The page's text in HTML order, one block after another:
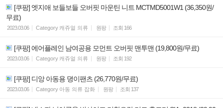
[쿠팡] 엣지애 보들보들 오버핏 마운틴 니트 MCTMD5001W1 (36,350원/
무료)
2023.03.06 Category 캐쥬얼 의류 원팡 조회 166
[쿠팡] 에어플레인 남여공용 모먼트 오버핏 맨투맨 (19,800원/무료)
2023.03.06 Category 캐쥬얼 의류 원팡 조회 192
[쿠팡] 디앙 아동용 뎡이팬츠 (26,770원/무료)
2023.03.06 Category 아동 의류 잡화 원팡 조회 137